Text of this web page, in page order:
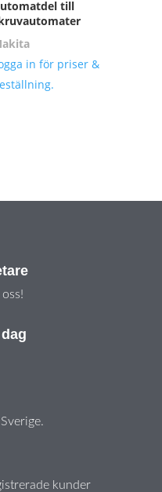
till
in för priser &
kunder